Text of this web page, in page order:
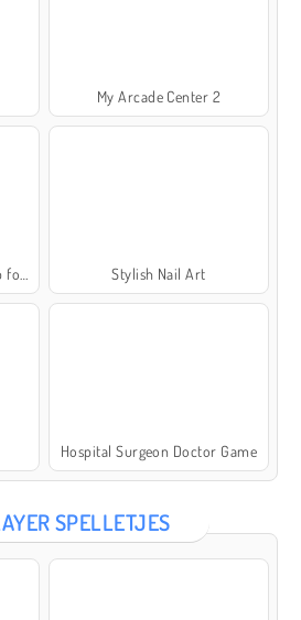
My Arcade Center 2
Stylish Nail Art
Hospital Surgeon Doctor Game
SPELLETJES